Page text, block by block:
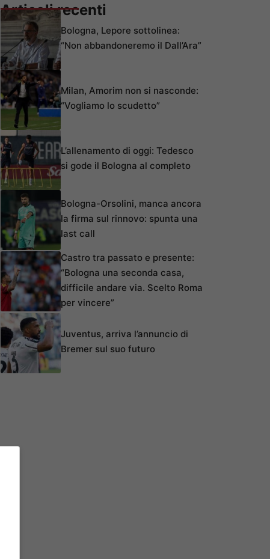
Articoli recenti
Bologna, Lepore sottolinea:
“Non abbandoneremo il Dall’Ara”
Milan, Amorim non si nasconde:
“Vogliamo lo scudetto”
L’allenamento di oggi: Tedesco
si gode il Bologna al completo
Bologna-Orsolini, manca ancora
la firma sul rinnovo: spunta una
last call
Castro tra passato e presente:
“Bologna una seconda casa,
difficile andare via. Scelto Roma
per vincere”
Juventus, arriva l’annuncio di
Bremer sul suo futuro